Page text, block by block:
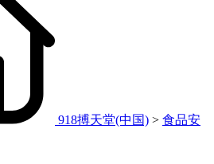
918搏天堂(中国) > 食品安